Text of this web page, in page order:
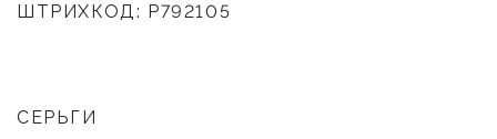
ШТРИХКОД: P792105
СЕРЬГИ